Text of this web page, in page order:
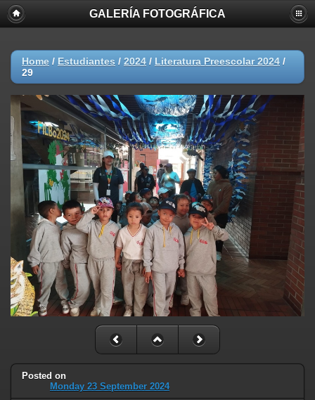
GALERÍA FOTOGRÁFICA
Home / Estudiantes / 2024 / Literatura Preescolar 2024 /
29
Posted on
Monday 23 September 2024